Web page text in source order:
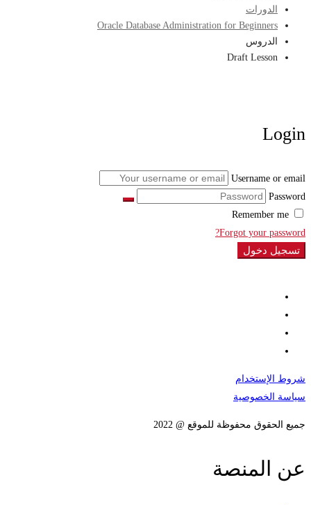
الدورات
Oracle Database Administration for Beginners
الدروس
Draft Lesson
Login
Username or email
Password
Forgot your password?
تسجيل دخول
شروط الإستخدام
سياسة الخصوصية
جميع الحقوق محفوظة للموقع @ 2022
عن المنصة